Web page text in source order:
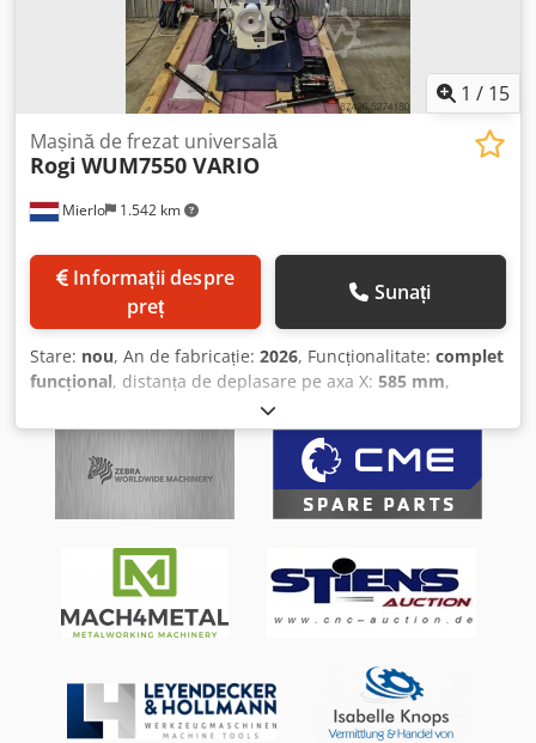
1 / 15
Mierlo 1.542 km
Mașină de frezat universală
Rogi WUM7550 VARIO
preț
Sunați
Stare: nou, An de fabricație: 2026, Funcționalitate: complet
funcțional, distanța de deplasare pe axa X: 585 mm,
, cursa axei Z:
totală:2.245 mm, lățime totală:1.340 mm, lungime totală:
1.140 mm
240 mm, lungimea mesei:
, tip de curent de intrare: trifazat, viteză de rotație
, viteză de rotație (min.):100 rot/min
tensiune de intrare:
, distanța de la masă la centrul
arborelui principal:
, frecvență de intrare:50 Hz
Dotări:documentație / manual, viteză de rotație variabilă
continuu, Capacitate de găurire în oțel ----- 50 mm
frezare periferică ----- 100 mm Deplasare longitudinală (X) -
---- 585 mm Deplasare transversală (Y) ----- 185 mm
Deplasare pe înălțime (Z) ----- 320 mm Motor orizontal -----